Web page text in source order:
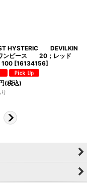
HYSTERIC DEVILKIN
ンピース 20；レッド
100 [16134156]
(税込)